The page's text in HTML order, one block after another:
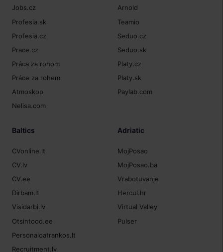
Jobs.cz
Profesia.sk
Profesia.cz
Prace.cz
Práca za rohom
Práce za rohem
Atmoskop
Nelisa.com
Arnold
Teamio
Seduo.cz
Seduo.sk
Platy.cz
Platy.sk
Paylab.com
Baltics
CVonline.lt
CV.lv
CV.ee
Dirbam.lt
Visidarbi.lv
Otsintood.ee
Personaloatrankos.lt
Recruitment.lv
Adriatic
MojPosao
MojPosao.ba
Vrabotuvanje
Hercul.hr
Virtual Valley
Pulser